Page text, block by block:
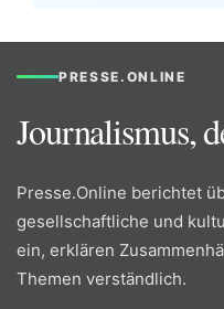
PRESSE.ONLINE
Journalismus,
Presse.Online berichtet
gesellschaftliche und
ein, erklären
Themen verständlich.